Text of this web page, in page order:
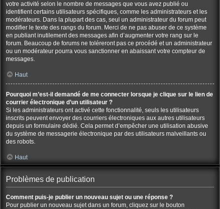
votre activité selon le nombre de messages que vous avez publié ou
identifient certains utilisateurs spécifiques, comme les administrateurs et les
modérateurs. Dans la plupart des cas, seul un administrateur du forum peut
modifier le texte des rangs du forum. Merci de ne pas abuser de ce système
en publiant inutilement des messages afin d’augmenter votre rang sur le
forum. Beaucoup de forums ne toléreront pas ce procédé et un administrateur
ou un modérateur pourra vous sanctionner en abaissant votre compteur de
messages.
Haut
Pourquoi m’est-il demandé de me connecter lorsque je clique sur le lien de
courrier électronique d’un utilisateur ?
Si les administrateurs ont activé cette fonctionnalité, seuls les utilisateurs
inscrits peuvent envoyer des courriers électroniques aux autres utilisateurs
depuis un formulaire dédié. Cela permet d’empêcher une utilisation abusive
du système de messagerie électronique par des utilisateurs malveillants ou
des robots.
Haut
Problèmes de publication
Comment puis-je publier un nouveau sujet ou une réponse ?
Pour publier un nouveau sujet dans un forum, cliquez sur le bouton